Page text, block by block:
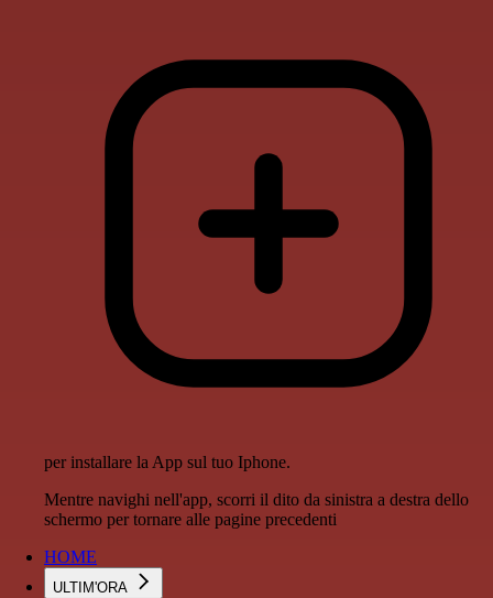
per installare la App sul tuo Iphone.
Mentre navighi nell'app, scorri il dito da sinistra a destra dello
schermo per tornare alle pagine precedenti
HOME
ULTIM'ORA